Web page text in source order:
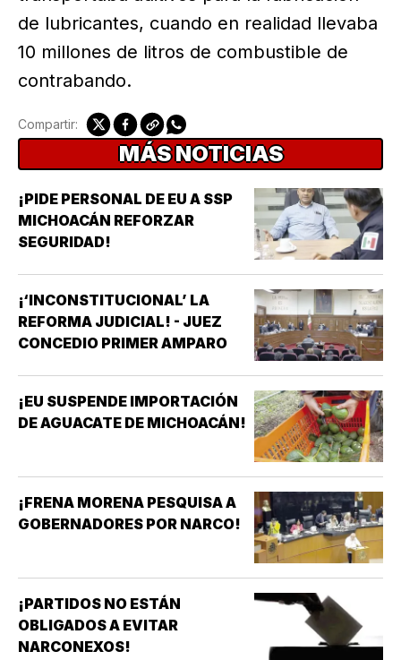
de lubricantes, cuando en realidad llevaba
10 millones de litros de combustible de
contrabando.
Compartir:
MÁS NOTICIAS
¡PIDE PERSONAL DE EU A SSP
MICHOACÁN REFORZAR
SEGURIDAD!
¡‘INCONSTITUCIONAL’ LA
REFORMA JUDICIAL! - JUEZ
CONCEDIO PRIMER AMPARO
¡EU SUSPENDE IMPORTACIÓN
DE AGUACATE DE MICHOACÁN!
¡FRENA MORENA PESQUISA A
GOBERNADORES POR NARCO!
¡PARTIDOS NO ESTÁN
OBLIGADOS A EVITAR
NARCONEXOS!